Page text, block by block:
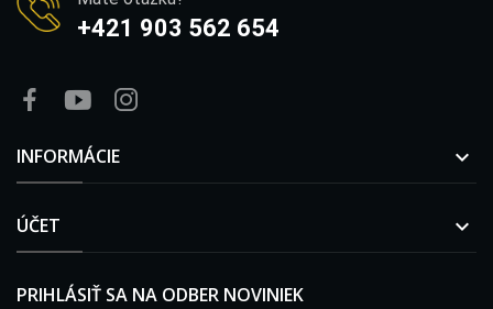
+421 903 562 654
INFORMÁCIE 
ÚČET 
PRIHLÁSIŤ SA NA ODBER NOVINIEK